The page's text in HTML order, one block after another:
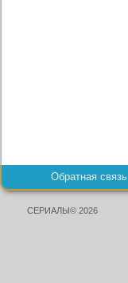
Обратная связь
СЕРИАЛЫ© 2026